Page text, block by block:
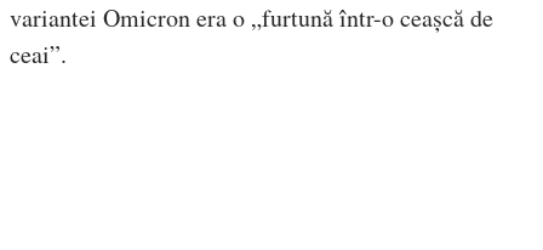
variantei Omicron era o „furtună într-o ceașcă de
ceai”.